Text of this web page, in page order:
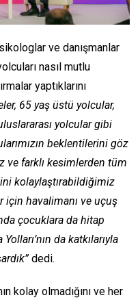
ve danışmanlar
nasıl mutlu
yaptıklarını
65 yaş üstü yolcular,
yolcular gibi
beklentilerini göz
ve farklı kesimlerden tüm
kolaylaştırabildiğimiz
havalimanı ve uçuş
çocuklara da hitap
da katkılarıyla
dedi.
kolay olmadığını ve her